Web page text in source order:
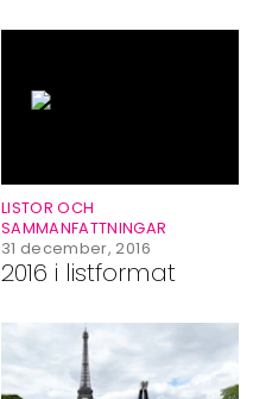
2016 i listformat
LISTOR OCH
SAMMANFATTNINGAR
31 december, 2016